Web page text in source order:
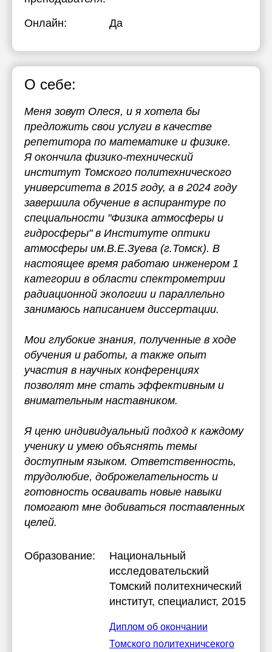
Онлайн: Да
О себе:
Меня зовут Олеся, и я хотела бы
предложить свои услуги в качестве
репетитора по математике и физике.
Я окончила физико-технический
институт Томского политехнического
университета в 2015 году, а в 2024 году
завершила обучение в аспирантуре по
специальности "Физика атмосферы и
гидросферы" в Институте оптики
атмосферы им.В.Е.Зуева (г.Томск). В
настоящее время работаю инженером 1
категории в области спектрометрии
радиационной экологии и параллельно
занимаюсь написанием диссертации.
Мои глубокие знания, полученные в ходе
обучения и работы, а также опыт
участия в научных конференциях
позволят мне стать эффективным и
внимательным наставником.
Я ценю индивидуальный подход к каждому
ученику и умею объяснять темы
доступным языком. Ответственность,
трудолюбие, доброжелательность и
готовность осваивать новые навыки
помогают мне добиваться поставленных
целей.
Образование:
Национальный
исследовательский
Томский политехнический
институт, специалист, 2015
Диплом об окончании
Томского политехничсекого
19:30
20:00
20:30
21:00
19:30
20:00
20:30
21:00